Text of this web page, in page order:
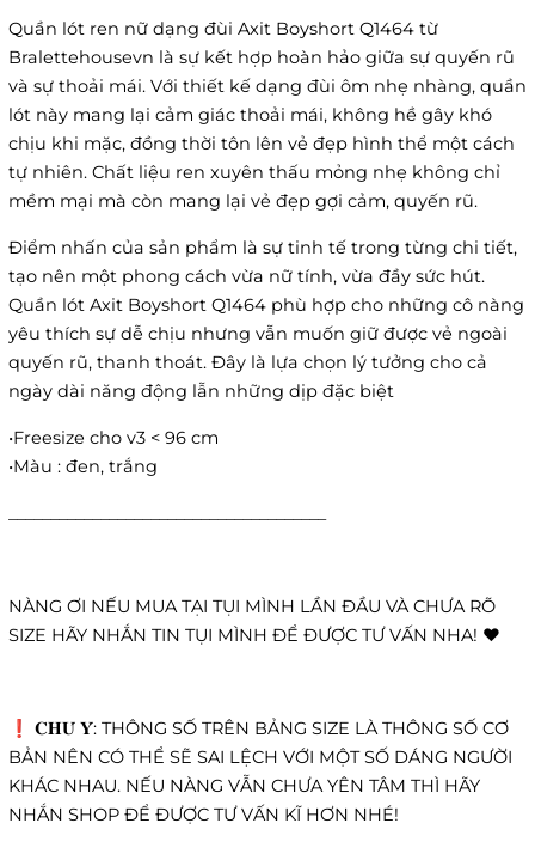
Quần lót ren nữ dạng đùi Axit Boyshort Q1464 từ
Bralettehousevn là sự kết hợp hoàn hảo giữa sự quyến rũ
và sự thoải mái. Với thiết kế dạng đùi ôm nhẹ nhàng, quần
lót này mang lại cảm giác thoải mái, không hề gây khó
chịu khi mặc, đồng thời tôn lên vẻ đẹp hình thể một cách
tự nhiên. Chất liệu ren xuyên thấu mỏng nhẹ không chỉ
mềm mại mà còn mang lại vẻ đẹp gợi cảm, quyến rũ.
Điểm nhấn của sản phẩm là sự tinh tế trong từng chi tiết,
tạo nên một phong cách vừa nữ tính, vừa đầy sức hút.
Quần lót Axit Boyshort Q1464 phù hợp cho những cô nàng
yêu thích sự dễ chịu nhưng vẫn muốn giữ được vẻ ngoài
quyến rũ, thanh thoát. Đây là lựa chọn lý tưởng cho cả
ngày dài năng động lẫn những dịp đặc biệt
•Freesize cho v3 < 96 cm
•Màu : đen, trắng
NÀNG ƠI NẾU MUA TẠI TỤI MÌNH LẦN ĐẦU VÀ CHƯA RÕ
SIZE HÃY NHẮN TIN TỤI MÌNH ĐỂ ĐƯỢC TƯ VẤN NHA! ❤️
❗️ 𝐂𝐇𝐔́ 𝐘́: THÔNG SỐ TRÊN BẢNG SIZE LÀ THÔNG SỐ CƠ
BẢN NÊN CÓ THỂ SẼ SAI LỆCH VỚI MỘT SỐ DÁNG NGƯỜI
KHÁC NHAU. NẾU NÀNG VẪN CHƯA YÊN TÂM THÌ HÃY
NHẮN SHOP ĐỂ ĐƯỢC TƯ VẤN KĨ HƠN NHÉ!